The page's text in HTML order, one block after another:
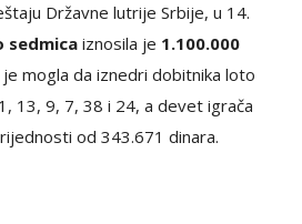
Državne lutrije Srbije, u 14.
sedmicaiznosila je 1.100.000
je mogla da iznedri dobitnika loto
13, 9, 7, 38 i 24, a devet igrača
od 343.671 dinara.